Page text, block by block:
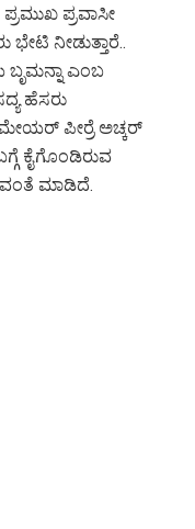
ಪ್ರವಾಸೀ
ಭೇಟಿ ನೀಡುತ್ತಾರೆ..
ಎಂಬ
ಹೆಸರು
ಮೇಯರ್ ಪೀರ್ರೆ ಅಚ್ಕರ್
ಕೈಗೊಂಡಿರುವ
ಮಾಡಿದೆ.